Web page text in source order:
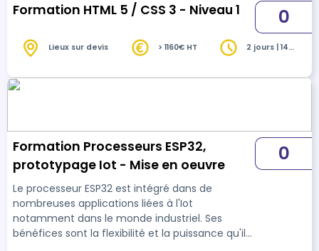
Formation HTML 5 / CSS 3 - Niveau 1 0
Lieux sur devis > 1160€ HT
2 jours | 14
Formation Processeurs ESP32,
prototypage Iot - Mise en oeuvre
Le processeur ESP32 est intégré dans de
nombreuses applications liées à l'Iot
notamment dans le monde industriel. Ses
bénéfices sont la flexibilité et la puissance qu'il
0